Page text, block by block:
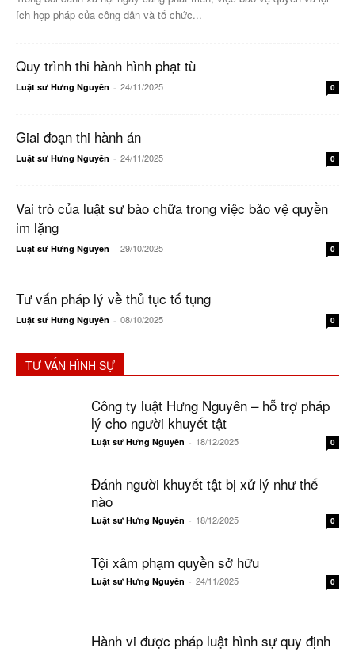
ích hợp pháp của công dân và tổ chức...
Quy trình thi hành hình phạt tù
Luật sư Hưng Nguyên - 24/11/2025 0
Giai đoạn thi hành án
Luật sư Hưng Nguyên - 24/11/2025 0
Vai trò của luật sư bào chữa trong việc bảo vệ quyền
im lặng
Luật sư Hưng Nguyên - 29/10/2025 0
Tư vấn pháp lý về thủ tục tố tụng
Luật sư Hưng Nguyên - 08/10/2025 0
TƯ VẤN HÌNH SỰ
Công ty luật Hưng Nguyên – hỗ trợ pháp
lý cho người khuyết tật
Luật sư Hưng Nguyên - 18/12/2025 0
Đánh người khuyết tật bị xử lý như thế
nào
Luật sư Hưng Nguyên - 18/12/2025 0
Tội xâm phạm quyền sở hữu
Luật sư Hưng Nguyên - 24/11/2025 0
Hành vi được pháp luật hình sự quy định